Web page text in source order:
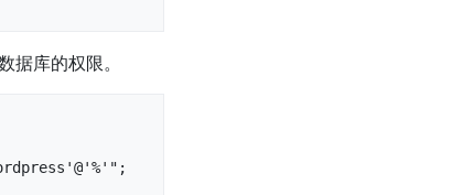
据库的权限。